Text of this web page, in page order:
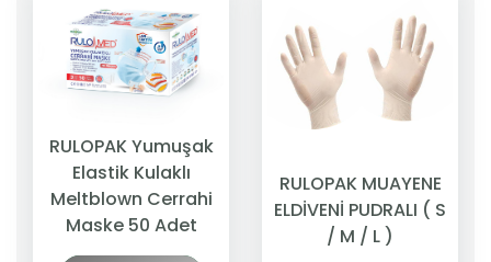
RULOPAK Yumuşak
Elastik Kulaklı
Meltblown Cerrahi
Maske 50 Adet
RULOPAK MUAYENE
ELDİVENİ PUDRALI ( S
/ M / L )